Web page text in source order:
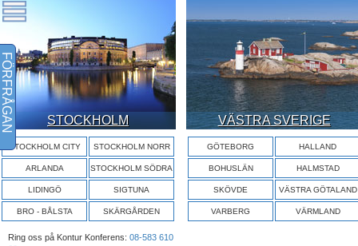
STOCKHOLM
STOCKHOLM CITY STOCKHOLM NORR
ARLANDA STOCKHOLM SÖDRA
LIDINGÖ SIGTUNA
BRO - BÅLSTA SKÄRGÅRDEN
VÄSTRA SVERIGE
GÖTEBORG HALLAND
BOHUSLÄN HALMSTAD
SKÖVDE VÄSTRA GÖTALAND
VARBERG VÄRMLAND
Ring oss på Kontur Konferens: 08-583 610
FÖRFRÅGAN